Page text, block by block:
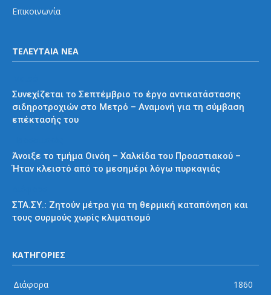
Επικοινωνία
ΤΕΛΕΥΤΑΙΑ ΝΕΑ
Συνεχίζεται το Σεπτέμβριο το έργο αντικατάστασης
σιδηροτροχιών στο Μετρό – Αναμονή για τη σύμβαση
επέκτασής του
Άνοιξε το τμήμα Οινόη – Χαλκίδα του Προαστιακού –
Ήταν κλειστό από το μεσημέρι λόγω πυρκαγιάς
ΣΤΑ.ΣΥ.: Ζητούν μέτρα για τη θερμική καταπόνηση και
τους συρμούς χωρίς κλιματισμό
ΚΑΤΗΓΟΡΙΕΣ
Διάφορα 1860